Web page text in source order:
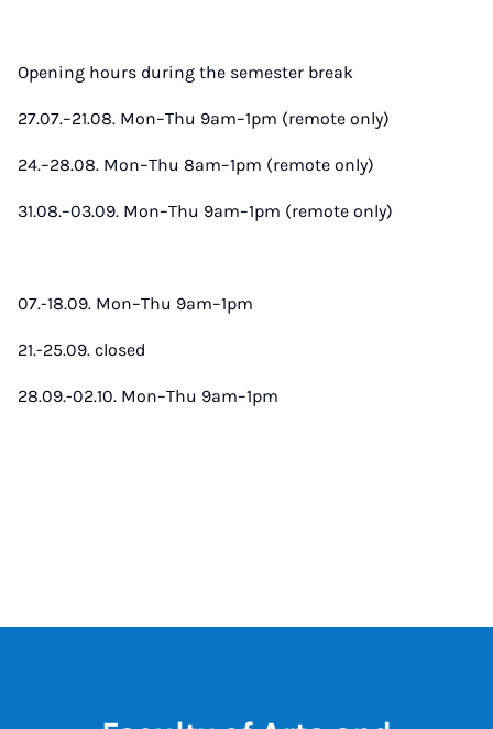
Opening hours during the semester break
27.07.–21.08. Mon–Thu 9am–1pm (remote only)
24.–28.08. Mon–Thu 8am–1pm (remote only)
31.08.–03.09. Mon–Thu 9am–1pm (remote only)
07.-18.09. Mon–Thu 9am–1pm
21.-25.09. closed
28.09.-02.10. Mon–Thu 9am–1pm